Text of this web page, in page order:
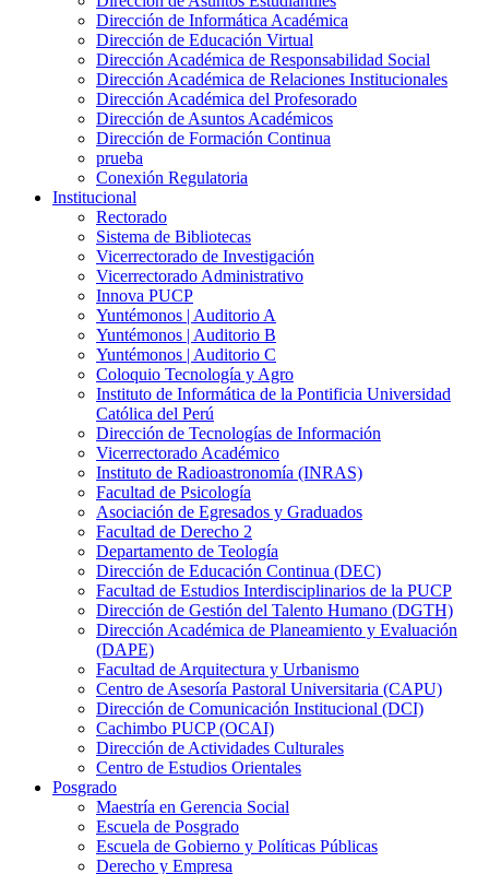
Dirección de Informática Académica
Dirección de Educación Virtual
Dirección Académica de Responsabilidad Social
Dirección Académica de Relaciones Institucionales
Dirección Académica del Profesorado
Dirección de Asuntos Académicos
Dirección de Formación Continua
prueba
Conexión Regulatoria
Institucional
Rectorado
Sistema de Bibliotecas
Vicerrectorado de Investigación
Vicerrectorado Administrativo
Innova PUCP
Yuntémonos | Auditorio A
Yuntémonos | Auditorio B
Yuntémonos | Auditorio C
Coloquio Tecnología y Agro
Instituto de Informática de la Pontificia Universidad
Católica del Perú
Dirección de Tecnologías de Información
Vicerrectorado Académico
Instituto de Radioastronomía (INRAS)
Facultad de Psicología
Asociación de Egresados y Graduados
Facultad de Derecho 2
Departamento de Teología
Dirección de Educación Continua (DEC)
Facultad de Estudios Interdisciplinarios de la PUCP
Dirección de Gestión del Talento Humano (DGTH)
Dirección Académica de Planeamiento y Evaluación
(DAPE)
Facultad de Arquitectura y Urbanismo
Centro de Asesoría Pastoral Universitaria (CAPU)
Dirección de Comunicación Institucional (DCI)
Cachimbo PUCP (OCAI)
Dirección de Actividades Culturales
Centro de Estudios Orientales
Posgrado
Maestría en Gerencia Social
Escuela de Posgrado
Escuela de Gobierno y Políticas Públicas
Derecho y Empresa